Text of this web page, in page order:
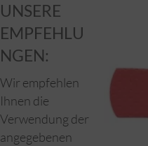
UNSERE
EMPFEHLU
NGEN:
Wir empfehlen
Ihnen die
Verwendung der
angegebenen